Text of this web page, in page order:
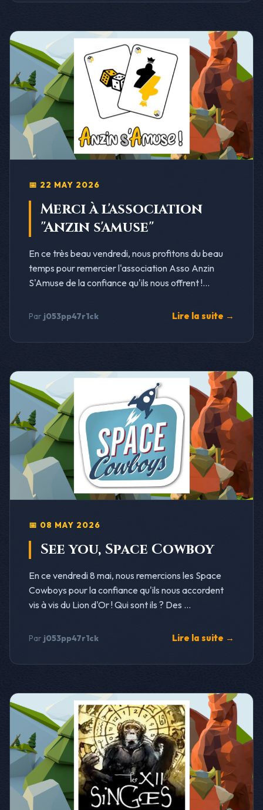
📅 22 MAY 2026
Merci à l'association
"Anzin s'amuse"
En ce très beau vendredi, nous profitons du beau
temps pour remercier l'association Asso Anzin
S'Amuse de la confiance qu'ils nous offrent !...
Par j053pp47r1ck Lire la suite →
📅 08 MAY 2026
See you, Space Cowboy
En ce vendredi 8 mai, nous remercions les Space
Cowboys pour la confiance qu'ils nous accordent
vis à vis du Lion d'Or ! Qui sont ils ? Des ...
Par j053pp47r1ck Lire la suite →